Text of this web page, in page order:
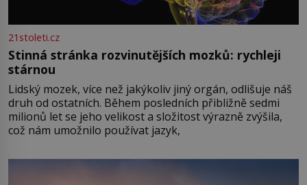
21stoleti.cz
Stinná stránka rozvinutějších mozků: rychleji
stárnou
Lidský mozek, více než jakýkoliv jiný orgán, odlišuje náš
druh od ostatních. Během posledních přibližně sedmi
milionů let se jeho velikost a složitost výrazně zvýšila,
což nám umožnilo používat jazyk,